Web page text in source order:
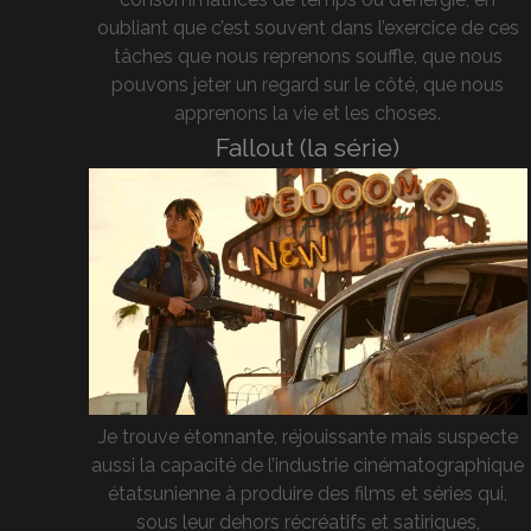
oubliant que c’est souvent dans l’exercice de ces
tâches que nous reprenons souffle, que nous
pouvons jeter un regard sur le côté, que nous
apprenons la vie et les choses.
Fallout (la série)
Je trouve étonnante, réjouissante mais suspecte
aussi la capacité de l’industrie cinématographique
étatsunienne à produire des films et séries qui,
sous leur dehors récréatifs et satiriques,